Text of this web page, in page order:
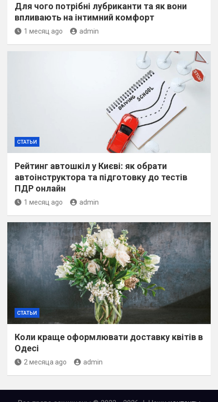
Для чого потрібні лубриканти та як вони
впливають на інтимний комфорт
1 месяц ago admin
СТАТЬИ
Рейтинг автошкіл у Києві: як обрати
автоінструктора та підготовку до тестів
ПДР онлайн
1 месяц ago admin
СТАТЬИ
Коли краще оформлювати доставку квітів в
Одесі
2 месяца ago admin